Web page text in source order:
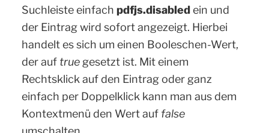
Suchleiste einfach pdfjs.disabledein und
der Eintrag wird sofort angezeigt. Hierbei
handelt es sich um einen Booleschen-Wert,
der auf truegesetzt ist. Mit einem
Rechtsklick auf den Eintrag oder ganz
einfach per Doppelklick kann man aus dem
Kontextmenü den Wert auf false